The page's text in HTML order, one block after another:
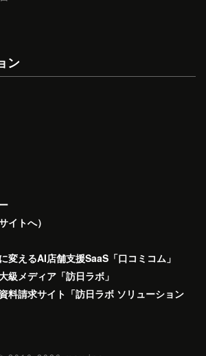
ン
イトへ）
変えるAI店舗支援SaaS「口コミコム」
級メディア「訪日ラボ」
料請求サイト「訪日ラボ ソリューション